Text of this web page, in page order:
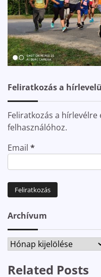
Feliratkozás a
Feliratkozás a hírlevélre
felhasználóhoz.
Email *
Archívum
Archívum
Related Posts